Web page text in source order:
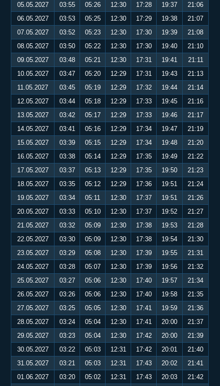
05.05.2027
03:55 05:26 12:30 17:28 19:37
21:06
06.05.2027
03:53 05:25 12:30 17:29 19:38
21:07
07.05.2027
03:52 05:23 12:30 17:30 19:39
21:08
08.05.2027
03:50 05:22 12:30 17:30 19:40
21:10
09.05.2027
03:48 05:21 12:30 17:31 19:41
21:11
10.05.2027
03:47 05:20 12:29 17:31 19:43
21:13
11.05.2027
03:45 05:19 12:29 17:32 19:44
21:14
12.05.2027
03:44 05:18 12:29 17:33 19:45
21:16
13.05.2027
03:42 05:17 12:29 17:33 19:46
21:17
14.05.2027
03:41 05:16 12:29 17:34 19:47
21:19
15.05.2027
03:39 05:15 12:29 17:34 19:48
21:20
16.05.2027
03:38 05:14 12:29 17:35 19:49
21:22
17.05.2027
03:37 05:13 12:29 17:35 19:50
21:23
18.05.2027
03:35 05:12 12:29 17:36 19:51
21:24
19.05.2027
03:34 05:11 12:30 17:37 19:51
21:26
20.05.2027
03:33 05:10 12:30 17:37 19:52
21:27
21.05.2027
03:32 05:09 12:30 17:38 19:53
21:28
22.05.2027
03:30 05:09 12:30 17:38 19:54
21:30
23.05.2027
03:29 05:08 12:30 17:39 19:55
21:31
24.05.2027
03:28 05:07 12:30 17:39 19:56
21:32
25.05.2027
03:27 05:06 12:30 17:40 19:57
21:34
26.05.2027
03:26 05:06 12:30 17:40 19:58
21:35
27.05.2027
03:25 05:05 12:30 17:41 19:59
21:36
28.05.2027
03:24 05:04 12:30 17:41 20:00
21:37
29.05.2027
03:23 05:04 12:30 17:42 20:00
21:39
30.05.2027
03:22 05:03 12:31 17:42 20:01
21:40
31.05.2027
03:21 05:03 12:31 17:43 20:02
21:41
01.06.2027
03:20 05:02 12:31 17:43 20:03
21:42